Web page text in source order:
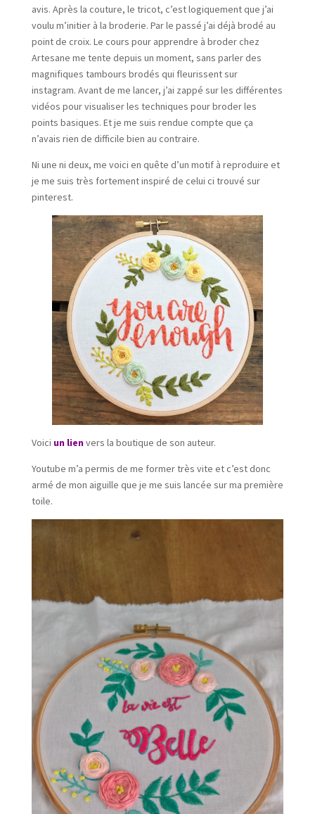
avis. Après la couture, le tricot, c’est logiquement que j’ai
voulu m’initier à la broderie. Par le passé j’ai déjà brodé au
point de croix. Le cours pour apprendre à broder chez
Artesane me tente depuis un moment, sans parler des
magnifiques tambours brodés qui fleurissent sur
instagram. Avant de me lancer, j’ai zappé sur les différentes
vidéos pour visualiser les techniques pour broder les
points basiques. Et je me suis rendue compte que ça
n’avais rien de difficile bien au contraire.
Ni une ni deux, me voici en quête d’un motif à reproduire et
je me suis très fortement inspiré de celui ci trouvé sur
pinterest.
Voici un lienvers la boutique de son auteur.
Youtube m’a permis de me former très vite et c’est donc
armé de mon aiguille que je me suis lancée sur ma première
toile.